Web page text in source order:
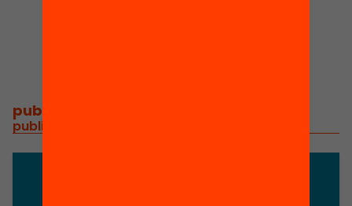
publicacions i vídeos
publicacions i vídeos relacionats